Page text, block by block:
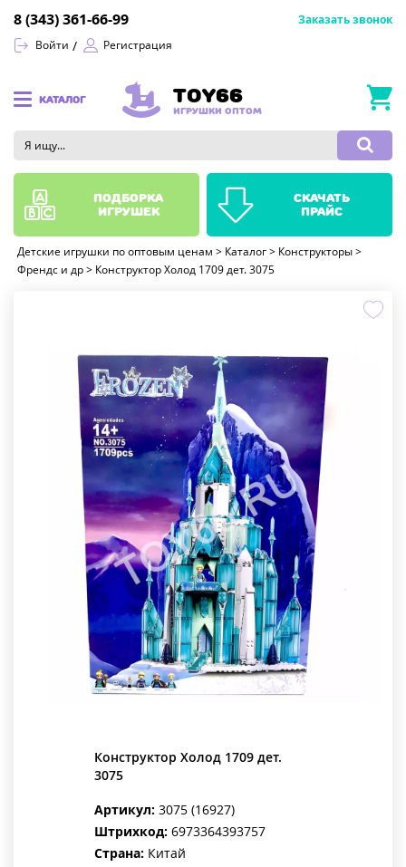
Войти Регистрация
8 (343) 361-66-99 Заказать звонок
КАТАЛОГ TOY66
ИГРУШКИ ОПТОМ
Детские игрушки по оптовым ценам > Каталог > Конструкторы >
Френдс и др > Конструктор Холод 1709 дет. 3075
Конструктор Холод 1709 дет.
3075
Артикул: 3075 (16927)
Штрихкод: 6973364393757
Страна: Китай
подборка
игрушек
скачать
прайс